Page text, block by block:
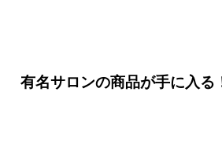
有名サロンの商品が手に入